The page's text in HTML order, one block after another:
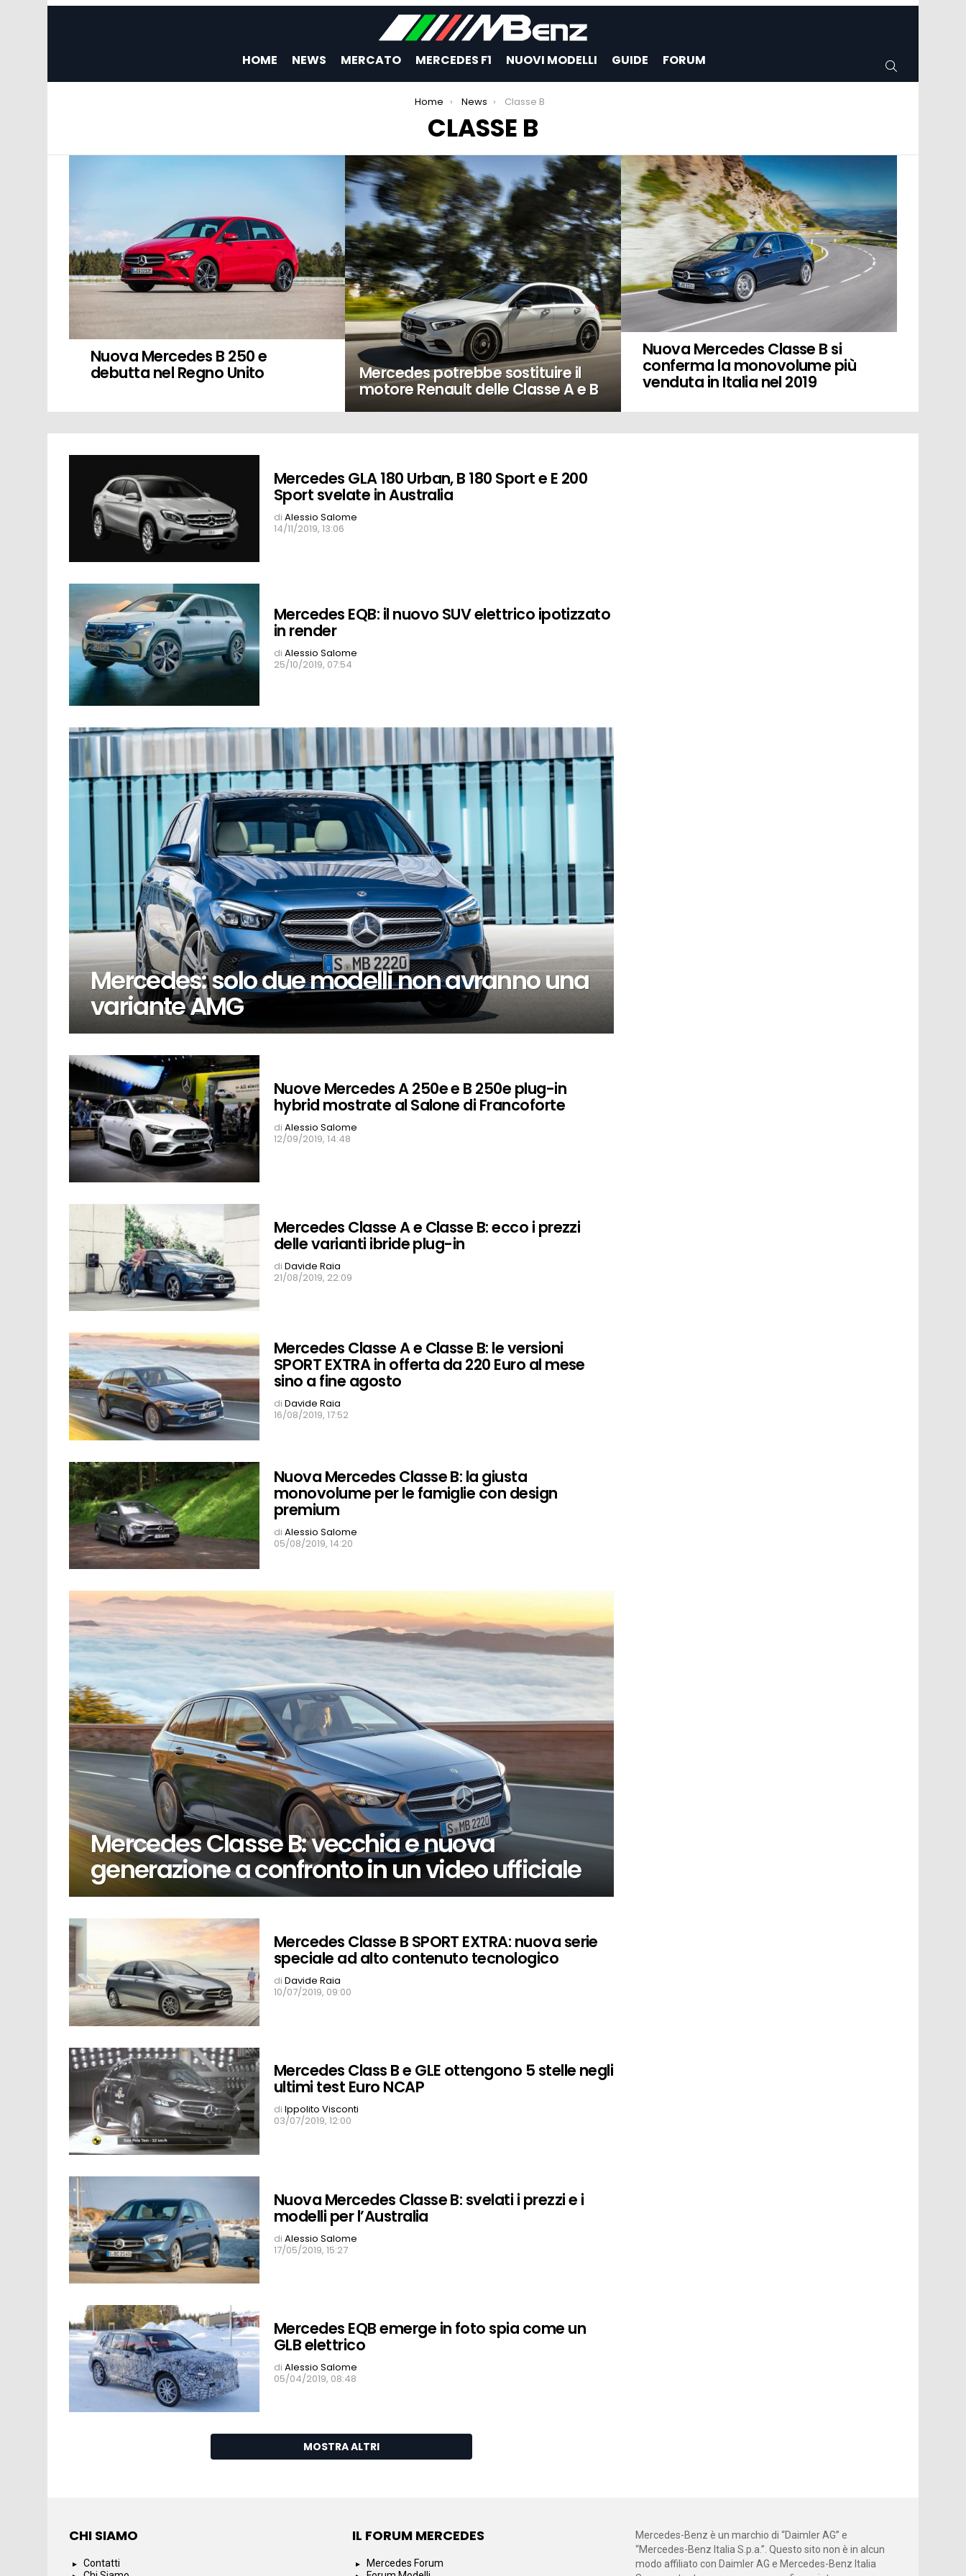
HOME NEWS MERCATO MERCEDES F1 NUOVI MODELLI GUIDE FORUM
Home News Classe B
CLASSE B
Mercedes potrebbe sostituire il
motore Renault delle Classe A e B
Nuova Mercedes B 250 e
debutta nel Regno Unito
Nuova Mercedes Classe B si
conferma la monovolume più
venduta in Italia nel 2019
STORIES
Mercedes GLA 180 Urban, B 180 Sport e E 200
Sport svelate in Australia
di Alessio Salome
14/11/2019, 13:06
Mercedes EQB: il nuovo SUV elettrico ipotizzato
in render
di Alessio Salome
25/10/2019, 07:54
Mercedes: solo due modelli non avranno una
variante AMG
Nuove Mercedes A 250e e B 250e plug-in
hybrid mostrate al Salone di Francoforte
di Alessio Salome
12/09/2019, 14:48
Mercedes Classe A e Classe B: ecco i prezzi
delle varianti ibride plug-in
di Davide Raia
21/08/2019, 22:09
Mercedes Classe A e Classe B: le versioni
SPORT EXTRA in offerta da 220 Euro al mese
sino a fine agosto
di Davide Raia
16/08/2019, 17:52
Nuova Mercedes Classe B: la giusta
monovolume per le famiglie con design
premium
di Alessio Salome
05/08/2019, 14:20
Mercedes Classe B: vecchia e nuova
generazione a confronto in un video ufficiale
Mercedes Classe B SPORT EXTRA: nuova serie
speciale ad alto contenuto tecnologico
di Davide Raia
10/07/2019, 09:00
Mercedes Class B e GLE ottengono 5 stelle negli
ultimi test Euro NCAP
di Ippolito Visconti
03/07/2019, 12:00
Nuova Mercedes Classe B: svelati i prezzi e i
modelli per l’Australia
di Alessio Salome
17/05/2019, 15:27
Mercedes EQB emerge in foto spia come un
GLB elettrico
di Alessio Salome
05/04/2019, 08:48
MOSTRA ALTRI
CHI SIAMO
Contatti
IL FORUM MERCEDES
Mercedes Forum
Mercedes-Benz è un marchio di “Daimler AG” e
“Mercedes-Benz Italia S.p.a.”. Questo sito non è in alcun
modo affiliato con Daimler AG e Mercedes-Benz Italia